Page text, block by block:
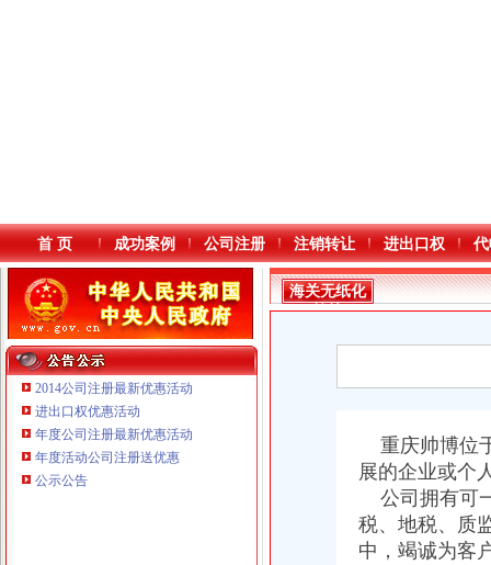
本站导航
首 页 成功案例 公司注册 注销转让 进出口权
2014公司注册最新优惠活动
进出口权优惠活动
年度公司注册最新优惠活动
年度活动公司注册送优惠
公示公告
重庆鸽牌电线电缆有限公司 渝北10010万 (进出口权)
重庆傲志众达投资咨询有限责任公司 渝九1000万 （增资）
海关无纸化
签约
重庆帅博位
展的企业或个
公司拥有可
税、地税、质
中，竭诚为客